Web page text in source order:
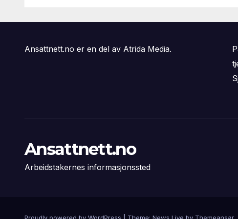
Ansattnett.no er en del av Atrida Media.
Ansattnett.no
Arbeidstakernes informasjonssted